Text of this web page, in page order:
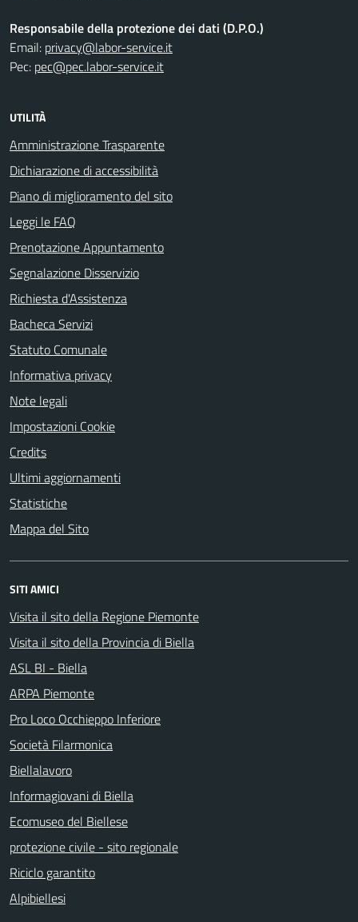
Responsabile della protezione dei dati (D.P.O.)
Email: privacy@labor-service.it
Pec: pec@pec.labor-service.it
UTILITÀ
Amministrazione Trasparente
Dichiarazione di accessibilità
Piano di miglioramento del sito
Leggi le FAQ
Prenotazione Appuntamento
Segnalazione Disservizio
Richiesta d'Assistenza
Bacheca Servizi
Statuto Comunale
Informativa privacy
Note legali
Impostazioni Cookie
Credits
Ultimi aggiornamenti
Statistiche
Mappa del Sito
SITI AMICI
Visita il sito della Regione Piemonte
Visita il sito della Provincia di Biella
ASL BI - Biella
ARPA Piemonte
Pro Loco Occhieppo Inferiore
Società Filarmonica
Biellalavoro
Informagiovani di Biella
Ecomuseo del Biellese
protezione civile - sito regionale
Riciclo garantito
Alpibiellesi